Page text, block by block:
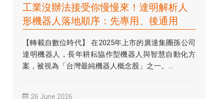
工業沒辦法接受你慢慢來！達明解析人
形機器人落地順序：先專用、後通用
【轉載自數位時代】 在2025年上市的廣達集團孫公司
達明機器人，長年耕耘協作型機器人與智慧自動化方
案，被視為「台灣最純機器人概念股」之一。...
26 June 2026